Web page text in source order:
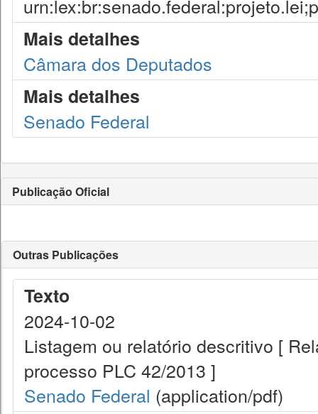
Mais detalhes
Câmara dos Deputados
Mais detalhes
Senado Federal
Publicação Oficial
Outras Publicações
Texto
2024-10-02
Listagem ou relatório descritivo [
processo PLC 42/2013 ]
Senado Federal (application/pdf)